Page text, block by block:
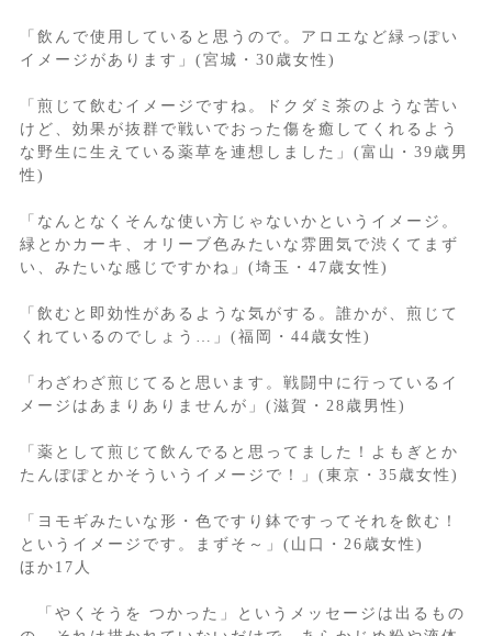
「飲んで使用していると思うので。アロエなど緑っぽい
イメージがあります」(宮城・30歳女性)
「煎じて飲むイメージですね。ドクダミ茶のような苦い
けど、効果が抜群で戦いでおった傷を癒してくれるよう
な野生に生えている薬草を連想しました」(富山・39歳男
性)
「なんとなくそんな使い方じゃないかというイメージ。
緑とかカーキ、オリーブ色みたいな雰囲気で渋くてまず
い、みたいな感じですかね」(埼玉・47歳女性)
「飲むと即効性があるような気がする。誰かが、煎じて
くれているのでしょう…」(福岡・44歳女性)
「わざわざ煎じてると思います。戦闘中に行っているイ
メージはあまりありませんが」(滋賀・28歳男性)
「薬として煎じて飲んでると思ってました！よもぎとか
たんぽぽとかそういうイメージで！」(東京・35歳女性)
「ヨモギみたいな形・色ですり鉢ですってそれを飲む！
というイメージです。まずそ～」(山口・26歳女性)
ほか17人
「やくそうを つかった」というメッセージは出るもの